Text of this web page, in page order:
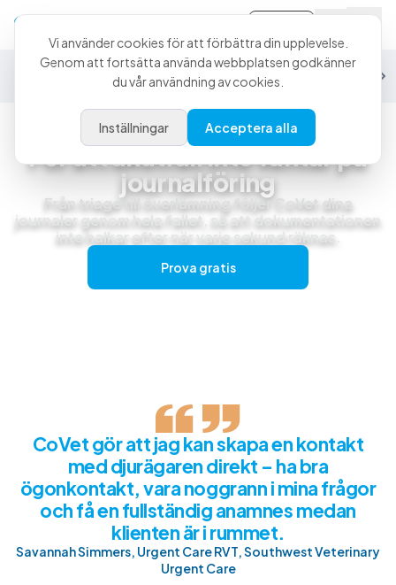
Specialistvård Exotiska djur
Akut- och jourvård
För att akutfall inte väntar på
journalföring
Från triage till överlämning följer CoVet dina
journaler genom hela fallet, så att dokumentationen
inte halkar efter när varje sekund räknas.
Prova gratis
CoVet gör att jag kan skapa en kontakt
med djurägaren direkt – ha bra
ögonkontakt, vara noggrann i mina frågor
och få en fullständig anamnes medan
klienten är i rummet.
Savannah Simmers, Urgent Care RVT, Southwest Veterinary
Urgent Care
Vi använder cookies för att förbättra din upplevelse.
Genom att fortsätta använda webbplatsen godkänner
du vår användning av cookies.
Inställningar Acceptera alla